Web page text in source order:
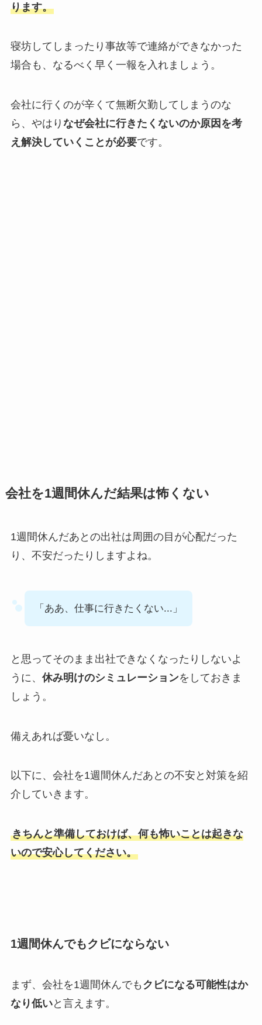
ります。
寝坊してしまったり事故等で連絡ができなかった
場合も、なるべく早く一報を入れましょう。
会社に行くのが辛くて無断欠勤してしまうのな
ら、やはり なぜ会社に行きたくないのか原因を考
え解決していくことが必要です。
会社を1週間休んだ結果は怖くない
1週間休んだあとの出社は周囲の目が心配だった
り、不安だったりしますよね。
「ああ、仕事に行きたくない...」
と思ってそのまま出社できなくなったりしないよ
うに、 休み明けのシミュレーションをしておきま
しょう。
備えあれば憂いなし。
以下に、会社を1週間休んだあとの不安と対策を紹
介していきます。
きちんと準備しておけば、何も怖いことは起きな
いので安心してください。
1週間休んでもクビにならない
まず、会社を1週間休んでも クビになる可能性はか
なり低いと言えます。